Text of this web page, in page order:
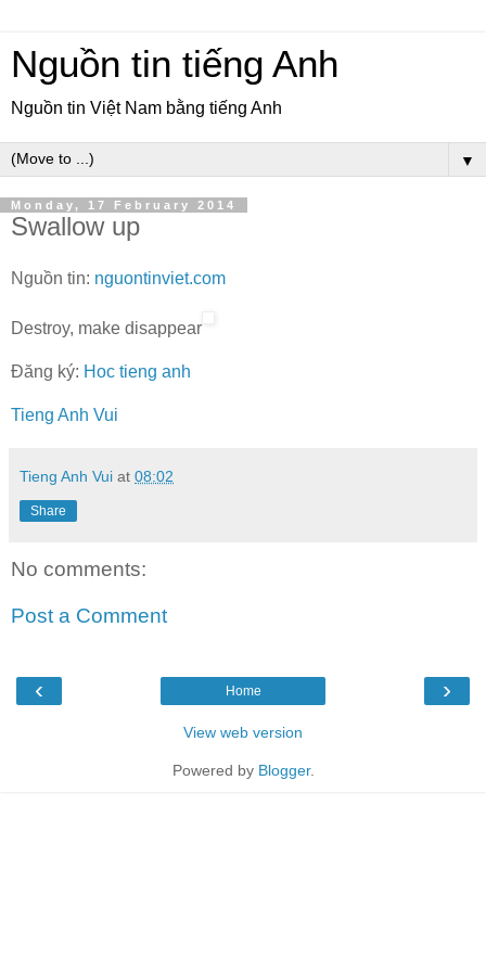
Nguồn tin tiếng Anh
Nguồn tin Việt Nam bằng tiếng Anh
▼
Monday, 17 February 2014
Swallow up
Nguồn tin: nguontinviet.com
Destroy, make disappear
Đăng ký: Hoc tieng anh
Tieng Anh Vui
Tieng Anh Vui at 08:02
Share
No comments:
Post a Comment
‹ ›
Home
View web version
Powered by Blogger.